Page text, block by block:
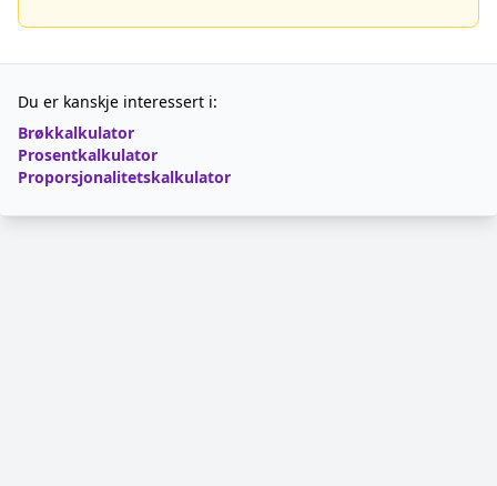
Du er kanskje interessert i:
Brøkkalkulator
Prosentkalkulator
Proporsjonalitetskalkulator